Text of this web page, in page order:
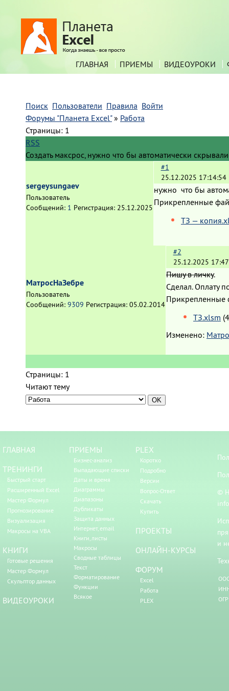
ГЛАВНАЯ ПРИЕМЫ ВИДЕОУРОКИ
Поиск Пользователи Правила Войти
Форумы "Планета Excel" » Работа
Страницы: 1
RSS
Создать максрос, нужно что бы автоматически
sergeysungaev
Пользователь
Сообщений: 1 Регистрация: 25.12.2025
#1
25.12.2025 17:14:54
нужно что бы
Прикрепленные
ТЗ —
МатросНаЗебре
Пользователь
Сообщений: 9309 Регистрация: 05.02.2014
#2
25.12.2025
Пишу в личку.
Сделал. Оплату
Прикрепленные
ТЗ.xlsm
Изменено:
Страницы: 1
Читают тему
ГЛАВНАЯ
ТРЕНИНГИ
Быстрый старт
Расширенный Excel
Мастер Формул
Прогнозирование
Визуализация
Макросы на VBA
КНИГИ
Готовые решения
Мастер Формул
Скульптор данных
ВИДЕОУРОКИ
ПРИЕМЫ
Бизнес-анализ
Выпадающие списки
Даты и время
Диаграммы
Диапазоны
Дубликаты
Защита данных
Интернет, email
Книги, листы
Макросы
Сводные таблицы
Текст
Форматирование
Функции
Всякое
PLEX
Коротко
Подробно
Версии
Вопрос-Ответ
Скачать
Купить
ПРОЕКТЫ
ОНЛАЙН-КУРСЫ
ФОРУМ
Excel
Работа
PLEX
©
и